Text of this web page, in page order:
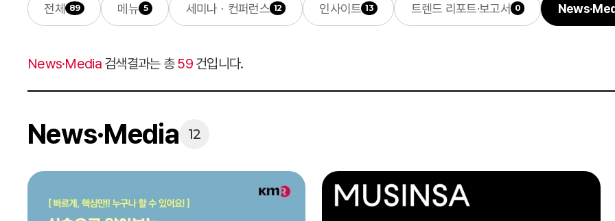
전체 89 메뉴 5 세미나ㆍ컨퍼런스 12 인사이트 13 트렌드 리포트·보고서 0
News·Media검색결과는 총59건입니다.
News·Media 12